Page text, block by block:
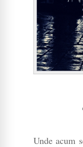
Unde acum